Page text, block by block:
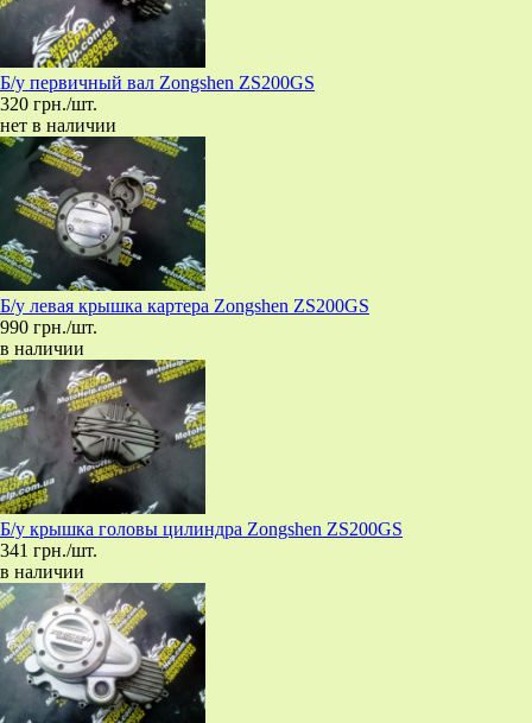
Б/у первичный вал Zongshen ZS200GS
320 грн./шт.
нет в наличии
Б/у левая крышка картера Zongshen ZS200GS
990 грн./шт.
в наличии
Б/у крышка головы цилиндра Zongshen ZS200GS
341 грн./шт.
в наличии